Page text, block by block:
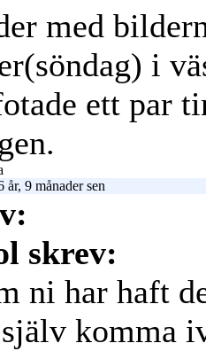
med
i
ett par
år, 9 månader sen
skrev:
ni har haft
komma